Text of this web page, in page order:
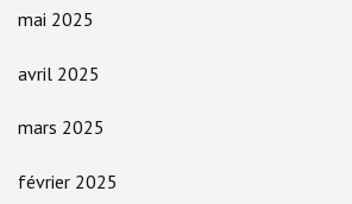
mai 2025
avril 2025
mars 2025
février 2025